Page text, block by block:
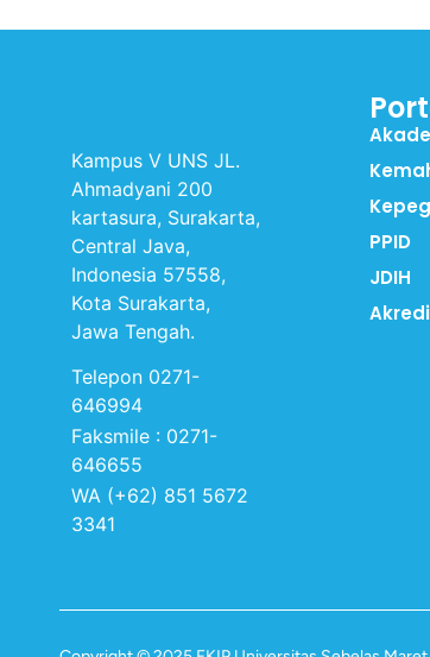
Kampus V UNS JL.
Ahmadyani 200
kartasura, Surakarta,
Central Java,
Indonesia 57558,
Kota Surakarta,
Jawa Tengah.
Telepon 0271-
646994
Faksmile : 0271-
646655
WA (+62) 851 5672
3341
PPID
JDIH